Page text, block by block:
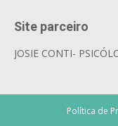
Site parceiro
JOSIE CONTI-
Política de